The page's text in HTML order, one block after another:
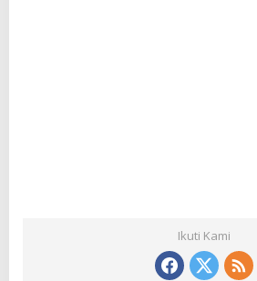
Ikuti Kami